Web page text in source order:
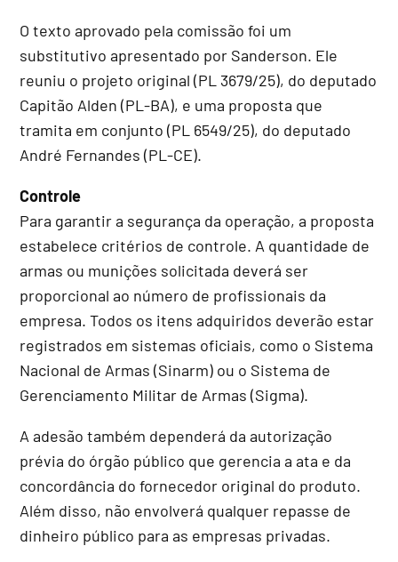
O texto aprovado pela comissão foi um
substitutivo apresentado por Sanderson. Ele
reuniu o projeto original (PL 3679/25), do deputado
Capitão Alden (PL-BA), e uma proposta que
tramita em conjunto (PL 6549/25), do deputado
André Fernandes (PL-CE).
Controle
Para garantir a segurança da operação, a proposta
estabelece critérios de controle. A quantidade de
armas ou munições solicitada deverá ser
proporcional ao número de profissionais da
empresa. Todos os itens adquiridos deverão estar
registrados em sistemas oficiais, como o Sistema
Nacional de Armas (Sinarm) ou o Sistema de
Gerenciamento Militar de Armas (Sigma).
A adesão também dependerá da autorização
prévia do órgão público que gerencia a ata e da
concordância do fornecedor original do produto.
Além disso, não envolverá qualquer repasse de
dinheiro público para as empresas privadas.